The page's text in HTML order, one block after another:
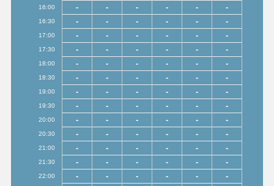
16:00 - - - - - -
16:30 - - - - - -
17:00 - - - - - -
17:30 - - - - - -
18:00 - - - - - -
18:30 - - - - - -
19:00 - - - - - -
19:30 - - - - - -
20:00 - - - - - -
20:30 - - - - - -
21:00 - - - - - -
21:30 - - - - - -
22:00 - - - - - -